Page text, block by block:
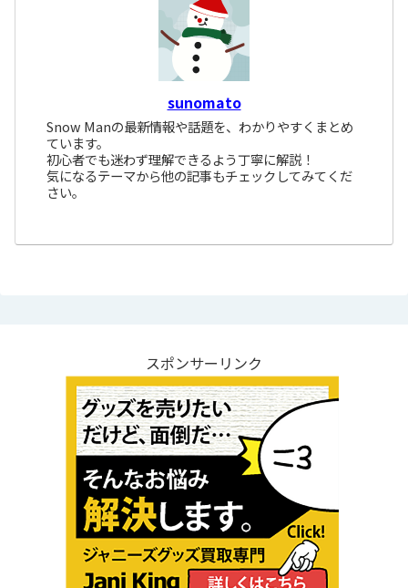
sunomato
Snow Manの最新情報や話題を、わかりやすくまとめ
ています。
初心者でも迷わず理解できるよう丁寧に解説！
気になるテーマから他の記事もチェックしてみてくだ
さい。
スポンサーリンク